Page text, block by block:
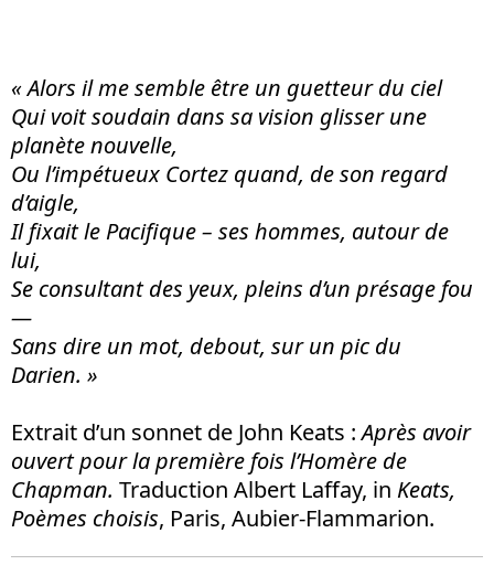
« Alors il me semble être un guetteur du ciel
Qui voit soudain dans sa vision glisser une
planète nouvelle,
Ou l’impétueux Cortez quand, de son regard
d’aigle,
Il fixait le Pacifique – ses hommes, autour de
lui,
Se consultant des yeux, pleins d’un présage fou
—
Sans dire un mot, debout, sur un pic du
Darien. »
Extrait d’un sonnet de John Keats :Après avoir
ouvert pour la première fois l’Homère de
Chapman. Traduction Albert Laffay, in Keats,
Poèmes choisis, Paris, Aubier-Flammarion.